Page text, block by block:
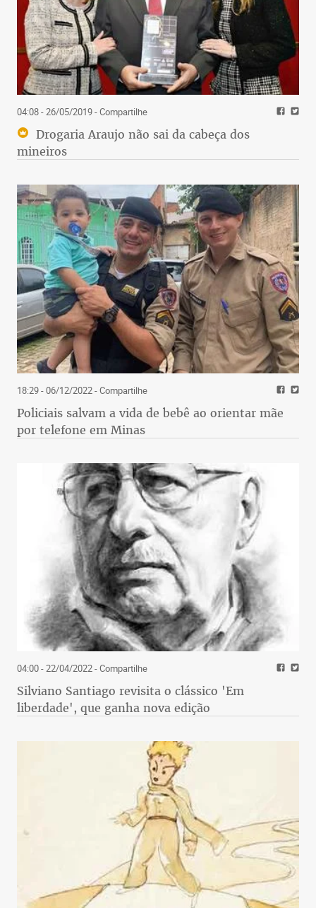
04:08 - 26/05/2019- Compartilhe
Drogaria Araujo não sai da cabeça dos
mineiros
18:29 - 06/12/2022- Compartilhe
Policiais salvam a vida de bebê ao orientar mãe
por telefone em Minas
04:00 - 22/04/2022- Compartilhe
Silviano Santiago revisita o clássico 'Em
liberdade', que ganha nova edição